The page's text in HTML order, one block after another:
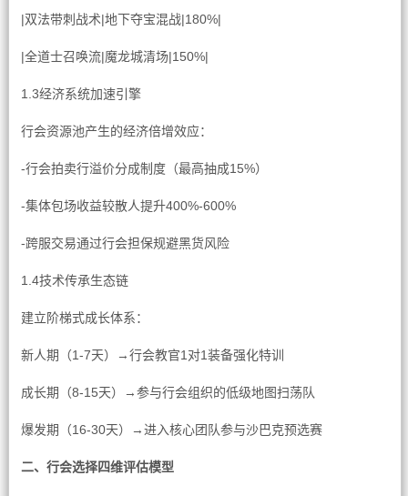
|双法带刺战术|地下夺宝混战|180%|
|全道士召唤流|魔龙城清场|150%|
1.3经济系统加速引擎
行会资源池产生的经济倍增效应：
-行会拍卖行溢价分成制度（最高抽成15%）
-集体包场收益较散人提升400%-600%
-跨服交易通过行会担保规避黑货风险
1.4技术传承生态链
建立阶梯式成长体系：
新人期（1-7天）→行会教官1对1装备强化特训
成长期（8-15天）→参与行会组织的低级地图扫荡队
爆发期（16-30天）→进入核心团队参与沙巴克预选赛
二、行会选择四维评估模型